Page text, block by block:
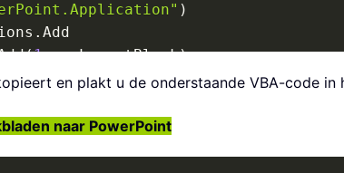
)
. Add
(1, ppLayoutBlank)
en plakt u de onderstaande VBA-code in
naar PowerPoint